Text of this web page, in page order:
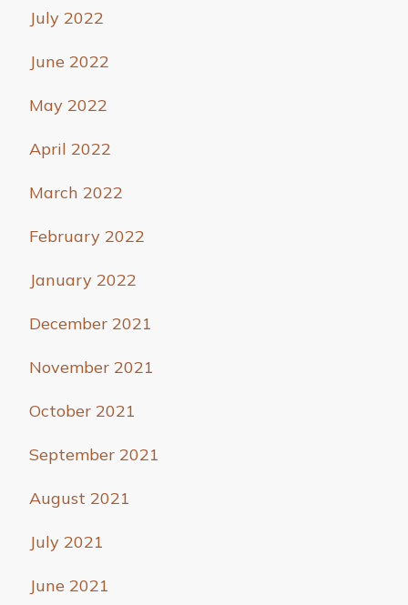
July 2022
June 2022
May 2022
April 2022
March 2022
February 2022
January 2022
December 2021
November 2021
October 2021
September 2021
August 2021
July 2021
June 2021